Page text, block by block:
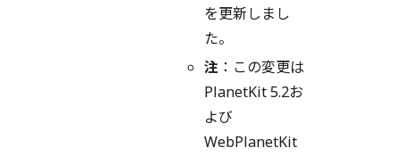
を更新しまし
た。
注 ：この変更は
PlanetKit 5.2お
よび
WebPlanetKit